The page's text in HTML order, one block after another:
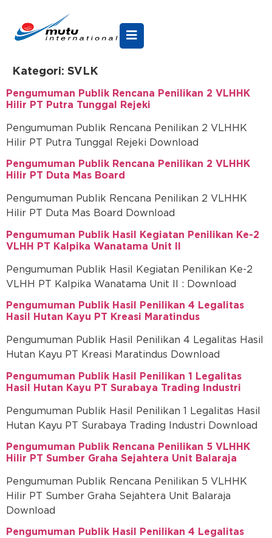
Kategori: SVLK
Pengumuman Publik Rencana Penilikan 2 VLHHK
Hilir PT Putra Tunggal Rejeki
Pengumuman Publik Rencana Penilikan 2 VLHHK
Hilir PT Putra Tunggal Rejeki Download
Pengumuman Publik Rencana Penilikan 2 VLHHK
Hilir PT Duta Mas Board
Pengumuman Publik Rencana Penilikan 2 VLHHK
Hilir PT Duta Mas Board Download
Pengumuman Publik Hasil Kegiatan Penilikan Ke-2
VLHH PT Kalpika Wanatama Unit II
Pengumuman Publik Hasil Kegiatan Penilikan Ke-2
VLHH PT Kalpika Wanatama Unit II : Download
Pengumuman Publik Hasil Penilikan 4 Legalitas
Hasil Hutan Kayu PT Kreasi Maratindus
Pengumuman Publik Hasil Penilikan 4 Legalitas Hasil
Hutan Kayu PT Kreasi Maratindus Download
Pengumuman Publik Hasil Penilikan 1 Legalitas
Hasil Hutan Kayu PT Surabaya Trading Industri
Pengumuman Publik Hasil Penilikan 1 Legalitas Hasil
Hutan Kayu PT Surabaya Trading Industri Download
Pengumuman Publik Rencana Penilikan 5 VLHHK
Hilir PT Sumber Graha Sejahtera Unit Balaraja
Pengumuman Publik Rencana Penilikan 5 VLHHK
Hilir PT Sumber Graha Sejahtera Unit Balaraja
Download
Pengumuman Publik Hasil Penilikan 4 Legalitas